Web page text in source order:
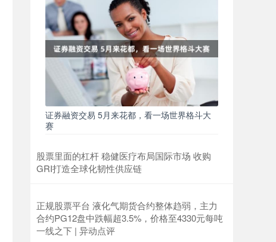
证券融资交易 5月来花都，看一场世界格斗大
赛
股票里面的杠杆 稳健医疗布局国际市场 收购
GRI打造全球化韧性供应链
正规股票平台 液化气期货合约整体趋弱，主力
合约PG12盘中跌幅超3.5%，价格至4330元每吨
一线之下 | 异动点评